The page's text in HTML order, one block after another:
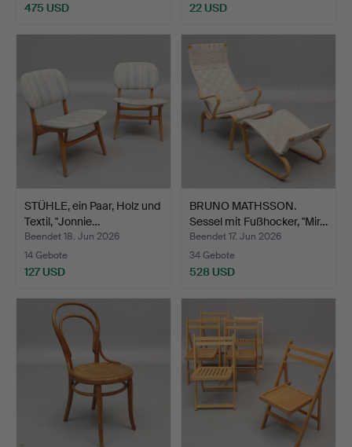
475 USD 22 USD
STÜHLE, ein Paar, Holz und
Textil, "Jonnie…
Beendet 18. Jun 2026
14 Gebote
127 USD
BRUNO MATHSSON.
Sessel mit Fußhocker, "Mir…
Beendet 17. Jun 2026
34 Gebote
528 USD